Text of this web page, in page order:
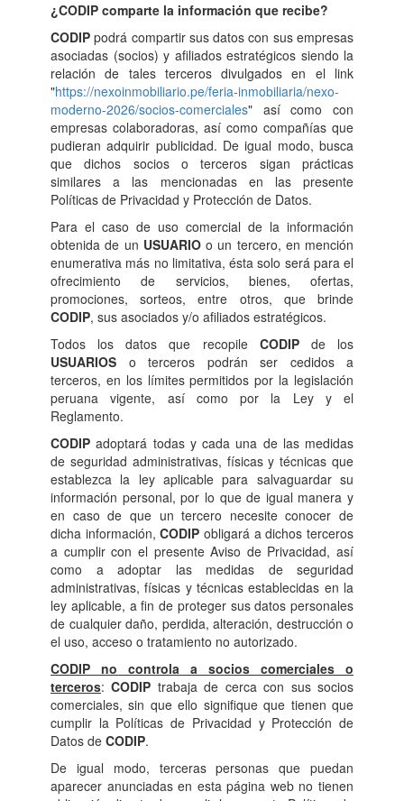
¿CODIP comparte la información que recibe?
CODIP podrá compartir sus datos con sus empresas
asociadas (socios) y afiliados estratégicos siendo la
relación de tales terceros divulgados en el link
"https://nexoinmobiliario.pe/feria-inmobiliaria/nexo-
moderno-2026/socios-comerciales" así como con
empresas colaboradoras, así como compañías que
pudieran adquirir publicidad. De igual modo, busca
que dichos socios o terceros sigan prácticas
similares a las mencionadas en las presente
Políticas de Privacidad y Protección de Datos.
Para el caso de uso comercial de la información
obtenida de un USUARIOo un tercero, en mención
enumerativa más no limitativa, ésta solo será para el
ofrecimiento de servicios, bienes, ofertas,
promociones, sorteos, entre otros, que brinde
CODIP, sus asociados y/o afiliados estratégicos.
Todos los datos que recopile CODIPde los
USUARIOS o terceros podrán ser cedidos a
terceros, en los límites permitidos por la legislación
peruana vigente, así como por la Ley y el
Reglamento.
CODIP adoptará todas y cada una de las medidas
de seguridad administrativas, físicas y técnicas que
establezca la ley aplicable para salvaguardar su
información personal, por lo que de igual manera y
en caso de que un tercero necesite conocer de
dicha información,CODIP obligará a dichos terceros
a cumplir con el presente Aviso de Privacidad, así
como a adoptar las medidas de seguridad
administrativas, físicas y técnicas establecidas en la
ley aplicable, a fin de proteger sus datos personales
de cualquier daño, perdida, alteración, destrucción o
el uso, acceso o tratamiento no autorizado.
CODIP no controla a socios comerciales o
terceros:CODIP trabaja de cerca con sus socios
comerciales, sin que ello signifique que tienen que
cumplir la Políticas de Privacidad y Protección de
Datos de CODIP.
De igual modo, terceras personas que puedan
aparecer anunciadas en esta página web no tienen